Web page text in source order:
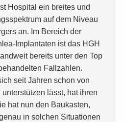
Hospital ein breites und
auf dem Niveau
an. Im Bereich der
Implantaten ist das HGH
bereits unter den Top
Fallzahlen.
seit Jahren schon von
lässt, hat ihren
hat nun den Baukasten,
in solchen Situationen